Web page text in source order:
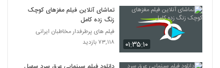
۰۱:۳۵:۱۰
تماشای آنلاین فیلم مغزهای کوچک
زنگ زده کامل
فیلم های پرطرفدار مخاطبان ایرانی
۷۳,۱۱۸ بازدید